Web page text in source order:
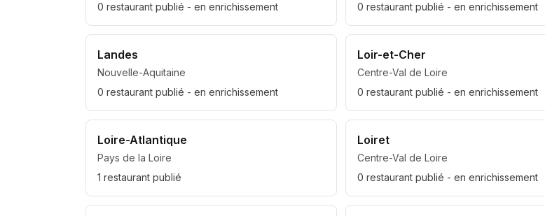
0 restaurant publié - en enrichissement
0 restaurantpublié - en enrichissement
Landes
Nouvelle-Aquitaine
0 restaurant publié - en enrichissement
Loir-et-Cher
Centre-Val de Loire
0 restaurantpublié - en enrichissement
Loire-Atlantique
Pays de la Loire
1 restaurant publié
Loiret
Centre-Val de Loire
0 restaurantpublié - en enrichissement